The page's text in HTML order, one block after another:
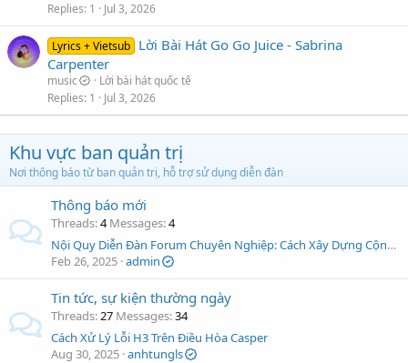
Replies 1 Jul 3, 2026
Lyrics + Vietsub Lời Bài Hát Go Go Juice - Sabrina
Carpenter
music
Lời bài hát quốc tế
Replies 1 Jul 3, 2026
Khu vực ban quản trị
Nơi thông báo từ ban quản trị, hỗ trợ sử dụng diễn đàn
Thông báo mới
Threads 4 Messages 4
Nội Quy Diễn Đàn Forum Chuyên Nghiệp: Cách Xây Dựng Cộng Đồng Lành Mạnh và Hiệu Quả
Feb 26, 2025 admin
Tin tức, sự kiện thường ngày
Threads 27 Messages 34
Cách Xử Lý Lỗi H3 Trên Điều Hòa Casper
Aug 30, 2025 anhtungls